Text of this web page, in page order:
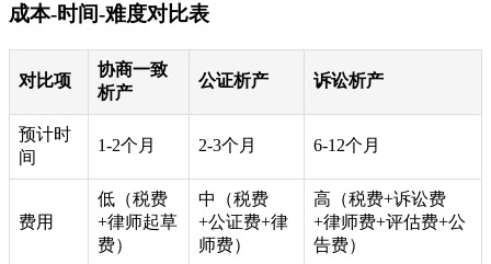
成本-时间-难度对比表
对比项
协商一致
析产
公证析产 诉讼析产
预计时
间
1-2个月 2-3个月 6-12个月
费用
低（税费
+律师起草
费）
中（税费
+公证费+律
师费）
高（税费+诉讼费
+律师费+评估费+公
告费）